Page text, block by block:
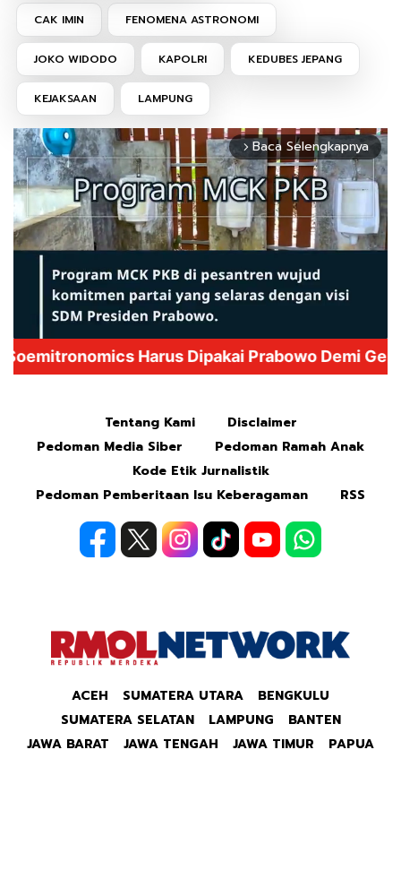
CAK IMIN FENOMENA ASTRONOMI
JOKO WIDODO KAPOLRI KEDUBES JEPANG
KEJAKSAAN LAMPUNG
arrow_forward_ios Baca Selengkapnya
Tentang Kami
Disclaimer
Pedoman Media Siber
Pedoman Ramah Anak
Kode Etik Jurnalistik
Pedoman Pemberitaan Isu Keberagaman
RSS
ACEH SUMATERA UTARA
BENGKULU
SUMATERA SELATAN
LAMPUNG
BANTEN
JAWA BARAT
JAWA TENGAH JAWA TIMUR PAPUA